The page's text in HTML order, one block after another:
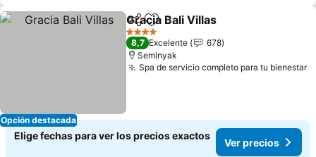
Opción destacada
CompartirAgregar a favoritos
Gracia Bali Villas
4 Estrellas
8,7 Excelente
678
Seminyak
Spa de servicio completo para tu bienestar
Elige fechas para ver los precios exactos
Ver precios